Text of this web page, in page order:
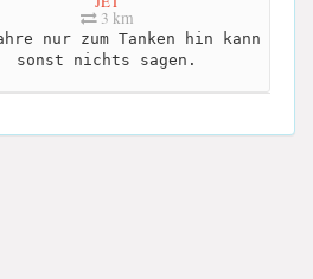
3 km
nur zum Tanken hin kann
sonst nichts sagen.